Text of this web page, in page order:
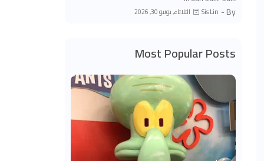
By -
Sis Lin الثلاثاء, يونيو 30, 2026
Most Popular Posts